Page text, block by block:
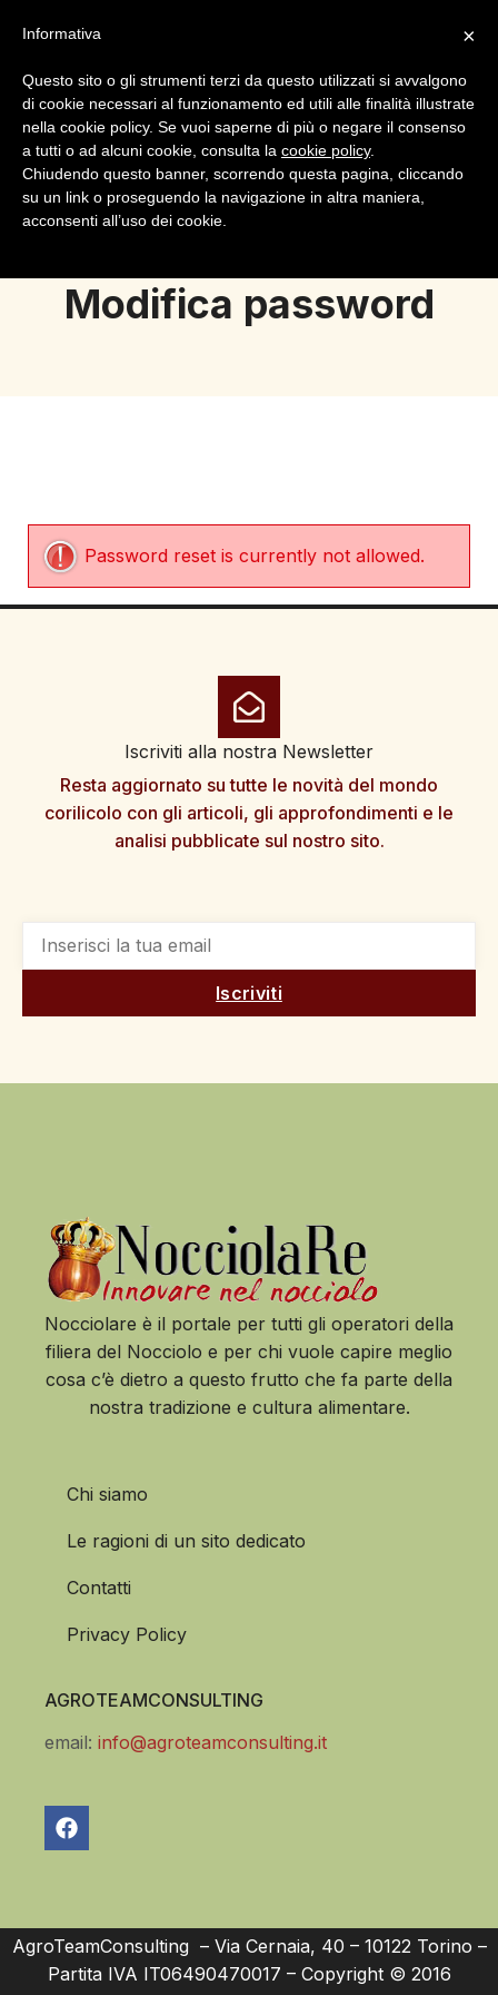
Login Registrazione
Modifica password
Password reset is currently not allowed.
Iscriviti alla nostra Newsletter
Resta aggiornato su tutte le novità del mondo
corilicolo con gli articoli, gli approfondimenti e le
analisi pubblicate sul nostro sito.
Iscriviti
Nocciolare è il portale per tutti gli operatori della
filiera del Nocciolo e per chi vuole capire meglio
cosa c’è dietro a questo frutto che fa parte della
nostra tradizione e cultura alimentare.
Chi siamo
Le ragioni di un sito dedicato
Contatti
Privacy Policy
AGROTEAMCONSULTING
email: info@agroteamconsulting.it
AgroTeamConsulting – Via Cernaia, 40 – 10122 Torino –
Partita IVA IT06490470017 – Copyright © 2016
×
Informativa
Questo sito o gli strumenti terzi da questo utilizzati si avvalgono
di cookie necessari al funzionamento ed utili alle finalità illustrate
nella cookie policy. Se vuoi saperne di più o negare il consenso
a tutti o ad alcuni cookie, consulta la cookie policy.
Chiudendo questo banner, scorrendo questa pagina, cliccando
su un link o proseguendo la navigazione in altra maniera,
acconsenti all’uso dei cookie.